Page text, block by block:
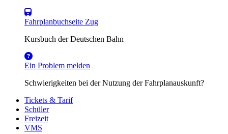
Fahrplanbuchseite Zug
Kursbuch der Deutschen Bahn
Ein Problem melden
Schwierigkeiten bei der Nutzung der Fahrplanauskunft?
Tickets & Tarif
Schüler
Freizeit
VMS